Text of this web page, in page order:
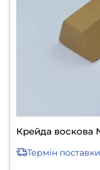
Крейда воскова
Термін поставки